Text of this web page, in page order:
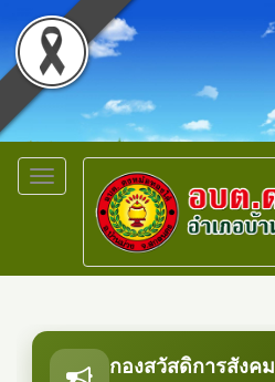
Toggle
navigation
กองสวัสดิการสังคม